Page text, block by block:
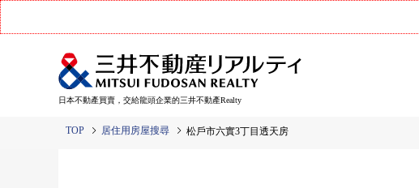
日本不動產買賣，交給龍頭企業的三井不動產Realty
TOP 居住用房屋搜尋 松戶市六實3丁目透天房